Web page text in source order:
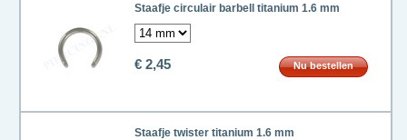
Staafje circulair barbell titanium 1.6 mm
€ 2,45 Nu bestellen
Staafje twister titanium 1.6 mm